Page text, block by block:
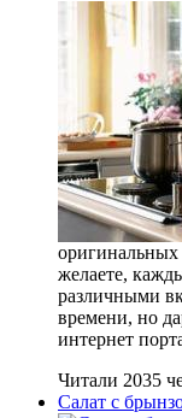
желаете,
различными
времени, но
интернет
Читали 2035
Салат с